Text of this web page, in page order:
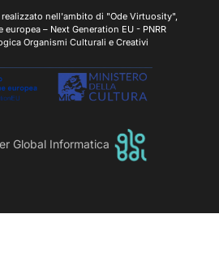
nell'ambito di "Ode Virtuosity",
– Next Generation EU - PNRR
Organismi Culturali e Creativi
Global Informatica